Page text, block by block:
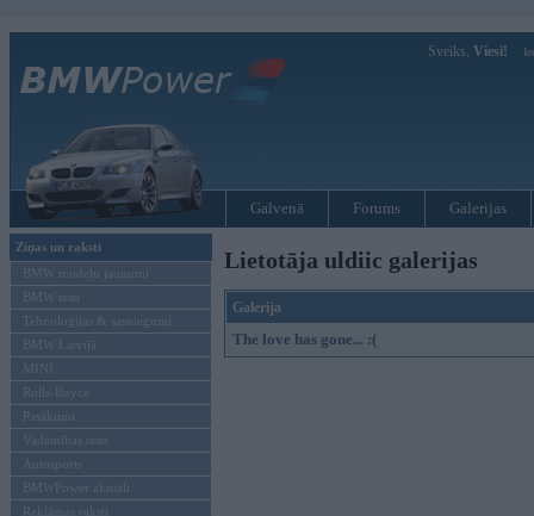
Sveiks, Viesi!
Galvenā Forums Galerijas
Ziņas un raksti
BMW modeļu jaunumi
BMW testi
Tehnoloģijas & sasniegumi
BMW Latvijā
MINI
Rolls-Royce
Pasākumi
Vadāmības tests
Autosports
BMWPower aktuāli
Reklāmas raksti
Lietotāja uldiic galerijas
Galerija
The love has gone... :(